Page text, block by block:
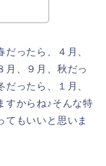
ったら、４月、
月、９月、秋だっ
ったら、１月、
すからね♪そんな特
てもいいと思いま